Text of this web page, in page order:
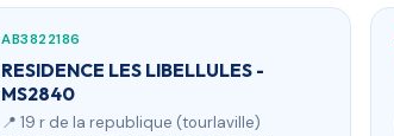
AB3822186
RESIDENCE LES LIBELLULES -
MS2840
📍 19 r de la republique (tourlaville)